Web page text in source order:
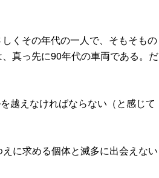
くその年代の一人で、そもそもの
真っ先に90年代の車両である。だ
越えなければならない（と感じて
に求める個体と滅多に出会えない